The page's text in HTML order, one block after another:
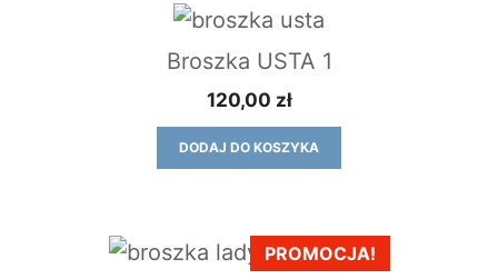
Broszka USTA 1
120,00 zł
DODAJ DO KOSZYKA
PROMOCJA!